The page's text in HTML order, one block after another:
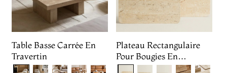
Table Basse Carrée En
Travertin
Plateau Rectangulaire
Pour Bougies En
Travertin